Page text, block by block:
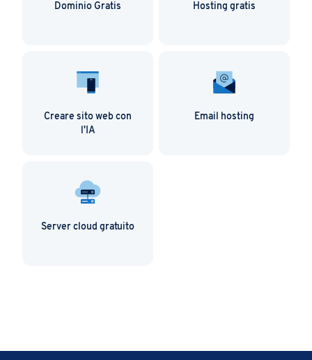
Dominio Gratis Hosting gratis
Creare sito web con
l'IA
Email hosting
Server cloud gratuito